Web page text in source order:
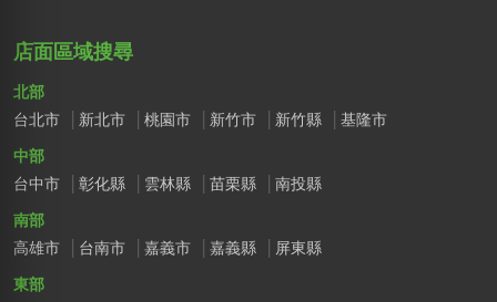
店面區域搜尋
北部
台北市
新北市 桃園市 新竹市 新竹縣
基隆市
中部
台中市
彰化縣 雲林縣 苗栗縣
南投縣
南部
高雄市
台南市 嘉義市 嘉義縣
屏東縣
東部